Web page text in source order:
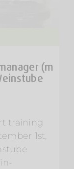
(m
training
1st,